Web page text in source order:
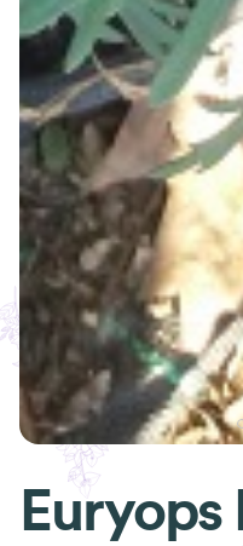
Euryops